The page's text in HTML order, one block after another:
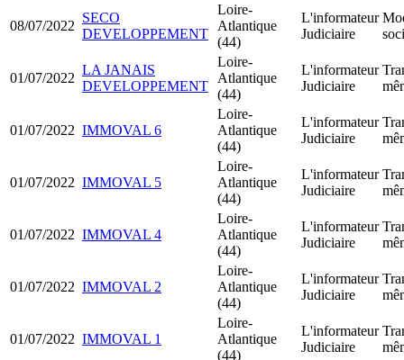
08/07/2022
SECO
DEVELOPPEMENT
Loire-
Atlantique
(44)
L'informateur
Judiciaire
01/07/2022
LA JANAIS
DEVELOPPEMENT
Loire-
Atlantique
(44)
L'informateur
Judiciaire
01/07/2022 IMMOVAL 6
Loire-
Atlantique
(44)
L'informateur
Judiciaire
01/07/2022 IMMOVAL 5
Loire-
Atlantique
(44)
L'informateur
Judiciaire
01/07/2022 IMMOVAL 4
Loire-
Atlantique
(44)
L'informateur
Judiciaire
01/07/2022 IMMOVAL 2
Loire-
Atlantique
(44)
L'informateur
Judiciaire
01/07/2022 IMMOVAL 1
Loire-
Atlantique
(44)
L'informateur
Judiciaire